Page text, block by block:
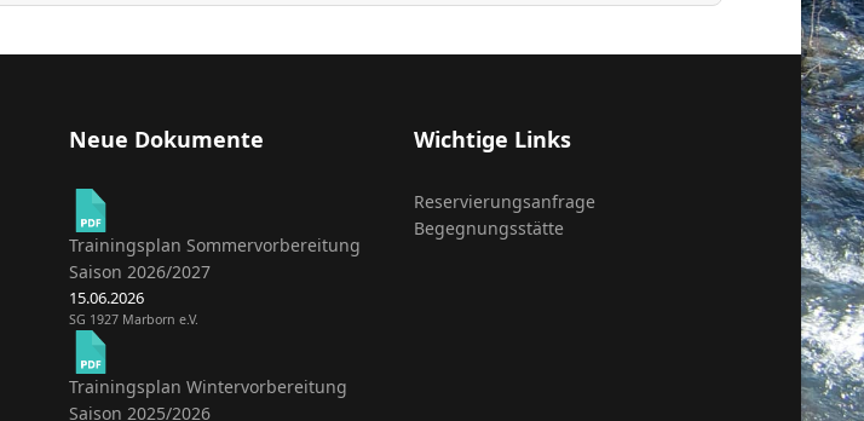
Neue Dokumente
Trainingsplan Sommervorbereitung
Saison 2026/2027
15.06.2026
SG 1927 Marborn e.V.
Trainingsplan Wintervorbereitung
Saison 2025/2026
Wichtige Links
Reservierungsanfrage
Begegnungsstätte